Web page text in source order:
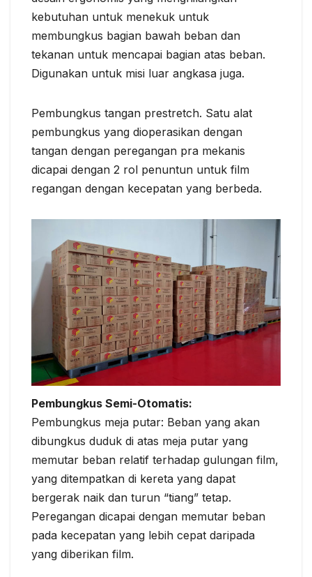
kebutuhan untuk menekuk untuk
membungkus bagian bawah beban dan
tekanan untuk mencapai bagian atas beban.
Digunakan untuk misi luar angkasa juga.
Pembungkus tangan prestretch. Satu alat
pembungkus yang dioperasikan dengan
tangan dengan peregangan pra mekanis
dicapai dengan 2 rol penuntun untuk film
regangan dengan kecepatan yang berbeda.
Pembungkus Semi-Otomatis:
Pembungkus meja putar: Beban yang akan
dibungkus duduk di atas meja putar yang
memutar beban relatif terhadap gulungan film,
yang ditempatkan di kereta yang dapat
bergerak naik dan turun “tiang” tetap.
Peregangan dicapai dengan memutar beban
pada kecepatan yang lebih cepat daripada
yang diberikan film.